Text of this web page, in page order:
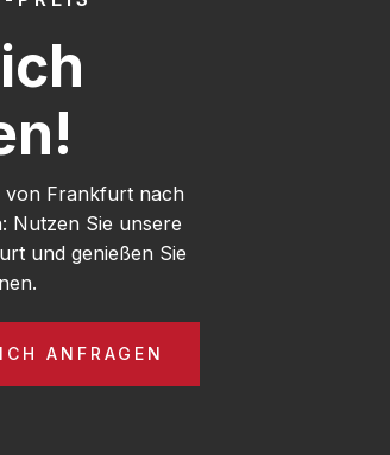
von Frankfurt nach
Nutzen Sie unsere
und genießen Sie
ANFRAGEN